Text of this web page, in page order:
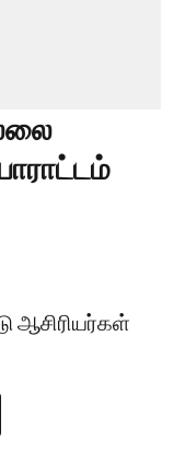
ஆசிரியர்கள்